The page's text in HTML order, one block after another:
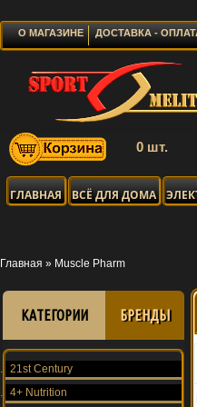
О МАГАЗИНЕ ДОСТАВКА -
0 шт.
ГЛАВНАЯ ВСЁ ДЛЯ ДОМА
Главная » Muscle Pharm
КАТЕГОРИИ БРЕНДЫ
21st Century
4+ Nutrition